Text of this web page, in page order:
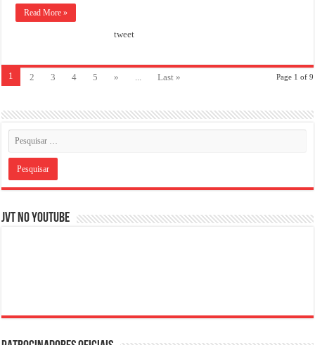
Read More »
tweet
Page 1 of 9
1 2 3 4 5 » ... Last »
JVT NO YOUTUBE